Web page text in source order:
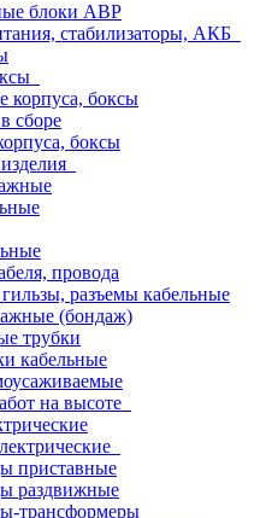
блоки АВР
стабилизаторы, АКБ
корпуса, боксы
сборе
боксы
провода
разъемы кабельные
(бондаж)
трубки
кабельные
на высоте
приставные
раздвижные
трансформеры